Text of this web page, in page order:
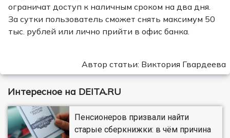
ограничат доступ к наличным сроком на два дня.
За сутки пользователь сможет снять максимум 50
тыс. рублей или лично прийти в офис банка.
Автор статьи: Виктория Гвардеева
Интересное на DEITA.RU
Пенсионеров призвали найти
старые сберкнижки: в чём причина